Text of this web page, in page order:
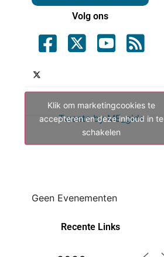
Volg ons
Tweets by ME_gids
Klik om marketingcookies te
accepteren en deze inhoud in te
schakelen
Geen Evenementen
Recente Links